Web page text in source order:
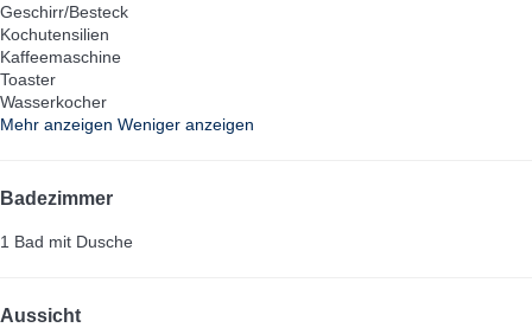
Geschirr/Besteck
Kochutensilien
Kaffeemaschine
Toaster
Wasserkocher
Mehr anzeigen Weniger anzeigen
Badezimmer
1 Bad mit Dusche
Aussicht